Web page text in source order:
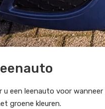
een leenauto voor
groene kleuren.